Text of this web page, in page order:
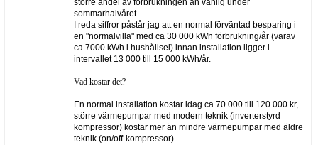
större andel av förbrukningen än vanlig under
sommarhalvåret.
I reda siffror påstår jag att en normal förväntad besparing i
en "normalvilla" med ca 30 000 kWh förbrukning/år (varav
ca 7000 kWh i hushållsel) innan installation ligger i
intervallet 13 000 till 15 000 kWh/år.
Vad kostar det?
En normal installation kostar idag ca 70 000 till 120 000 kr,
större värmepumpar med modern teknik (inverterstyrd
kompressor) kostar mer än mindre värmepumpar med äldre
teknik (on/off-kompressor)